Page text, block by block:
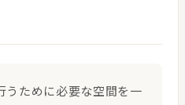
うために必要な空間を一